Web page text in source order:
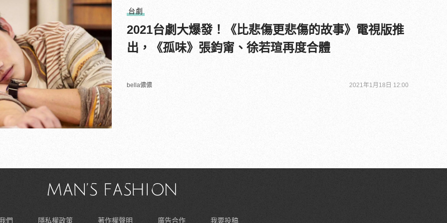
台劇
2021台劇大爆發！《比悲傷更悲傷的故事》電視版推
出，《孤味》張鈞甯、徐若瑄再度合體
bella儂儂 2021年1月18日 12:00
們 隱私權政策 著作權聲明 廣告合作 我要投稿